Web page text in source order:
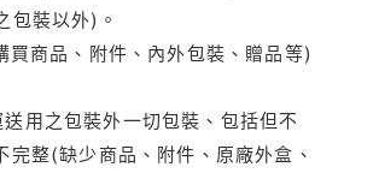
包裝以外)。
商品、附件、內外包裝、贈品等)
用之包裝外一切包裝、包括但不
整(缺少商品、附件、原廠外盒、